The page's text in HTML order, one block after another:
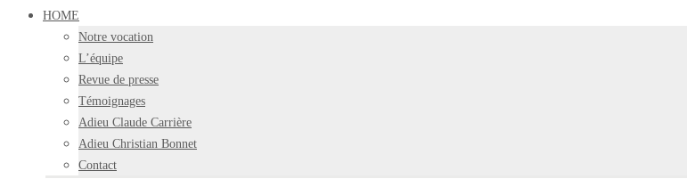
HOME
Notre vocation
L’équipe
Revue de presse
Témoignages
Adieu Claude Carrière
Adieu Christian Bonnet
Contact